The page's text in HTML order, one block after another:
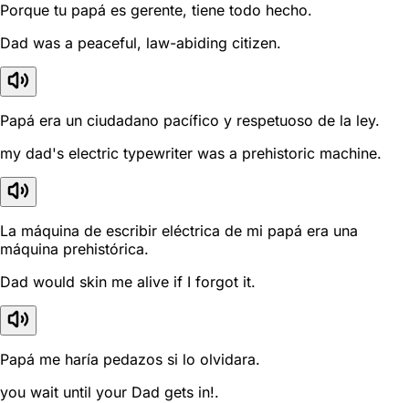
Porque tu papá es gerente, tiene todo hecho.
Dad was a peaceful, law-abiding citizen.
Papá era un ciudadano pacífico y respetuoso de la ley.
my dad's electric typewriter was a prehistoric machine.
La máquina de escribir eléctrica de mi papá era una
máquina prehistórica.
Dad would skin me alive if I forgot it.
Papá me haría pedazos si lo olvidara.
you wait until your Dad gets in!.